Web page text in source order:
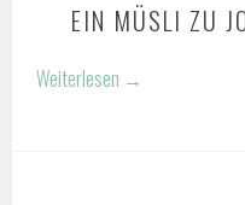
EIN MÜSLI ZU
Weiterlesen →